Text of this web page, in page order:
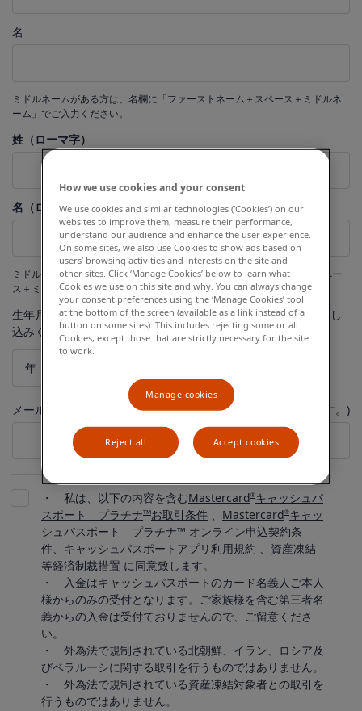
名
ミドルネームがある方は、名欄に「ファーストネーム＋スペース＋ミドルネ
ーム」でご入力ください。
姓（ローマ字）
名（ローマ字 ）
ミドルネームがある方は、名（ローマ字）欄に「ファーストネーム＋スペー
ス＋ミドルネーム」でご入力ください。
生年月日 ※未成年の方は事前に親権者の了解を得たうえでお申し
込みください。
年
メールアドレス (メールアドレスは４０文字以内でお願いします。)
・私は、以下の内容を含むMastercard®キャッシュパ
スポート プラチナTMお取引条件 Mastercard®キャッ
シュパスポート プラチナ™ オンライン申込契約条
件
キャッシュパスポートアプリ利用規約
資産凍結
等経済制裁措置 に同意致します。
・ 入金はキャッシュパスポートのカード名義人ご本人
様からのみの受付となります。ご家族様を含む第三者名
義からの入金は受付ておりませんので、ご留意くださ
い。
・ 外為法で規制されている北朝鮮、イラン、ロシア及
びベラルーシに関する取引を行うものではありません。
・ 外為法で規制されている資産凍結対象者との取引を
行うものではありません。
How we use cookies and your consent
We use cookies and similar technologies (‘Cookies’) on our
websites to improve them, measure their performance,
understand our audience and enhance the user experience.
On some sites, we also use Cookies to show ads based on
users’ browsing activities and interests on the site and
other sites. Click ‘Manage Cookies’ below to learn what
Cookies we use on this site and why. You can always change
your consent preferences using the ‘Manage Cookies’ tool
at the bottom of the screen (available as a link instead of a
button on some sites). This includes rejecting some or all
Cookies, except those that are strictly necessary for the site
to work.
Manage cookies
Reject all Accept cookies